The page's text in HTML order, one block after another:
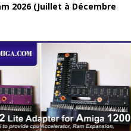
2026 (Juillet à Décembre